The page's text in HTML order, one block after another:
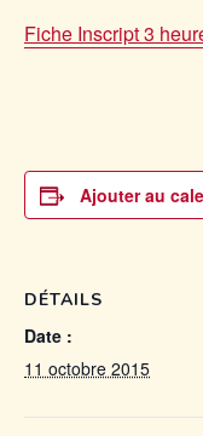
Fiche Inscript 3
Ajouter au
DÉTAILS
Date :
11 octobre 2015